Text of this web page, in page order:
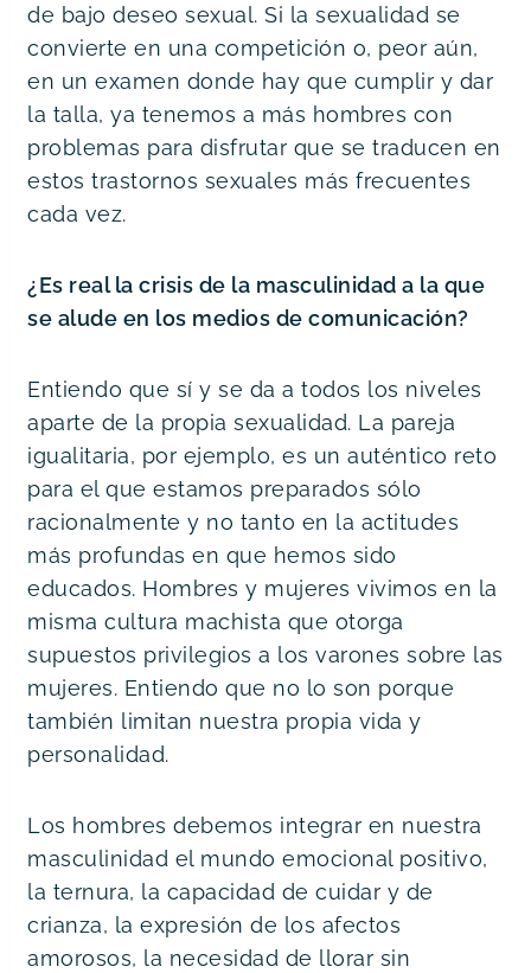
de bajo deseo sexual. Si la sexualidad se
convierte en una competición o, peor aún,
en un examen donde hay que cumplir y dar
la talla, ya tenemos a más hombres con
problemas para disfrutar que se traducen en
estos trastornos sexuales más frecuentes
cada vez.
¿Es real la crisis de la masculinidad a la que
se alude en los medios de comunicación?
Entiendo que sí y se da a todos los niveles
aparte de la propia sexualidad. La pareja
igualitaria, por ejemplo, es un auténtico reto
para el que estamos preparados sólo
racionalmente y no tanto en la actitudes
más profundas en que hemos sido
educados. Hombres y mujeres vivimos en la
misma cultura machista que otorga
supuestos privilegios a los varones sobre las
mujeres. Entiendo que no lo son porque
también limitan nuestra propia vida y
personalidad.
Los hombres debemos integrar en nuestra
masculinidad el mundo emocional positivo,
la ternura, la capacidad de cuidar y de
crianza, la expresión de los afectos
amorosos, la necesidad de llorar sin